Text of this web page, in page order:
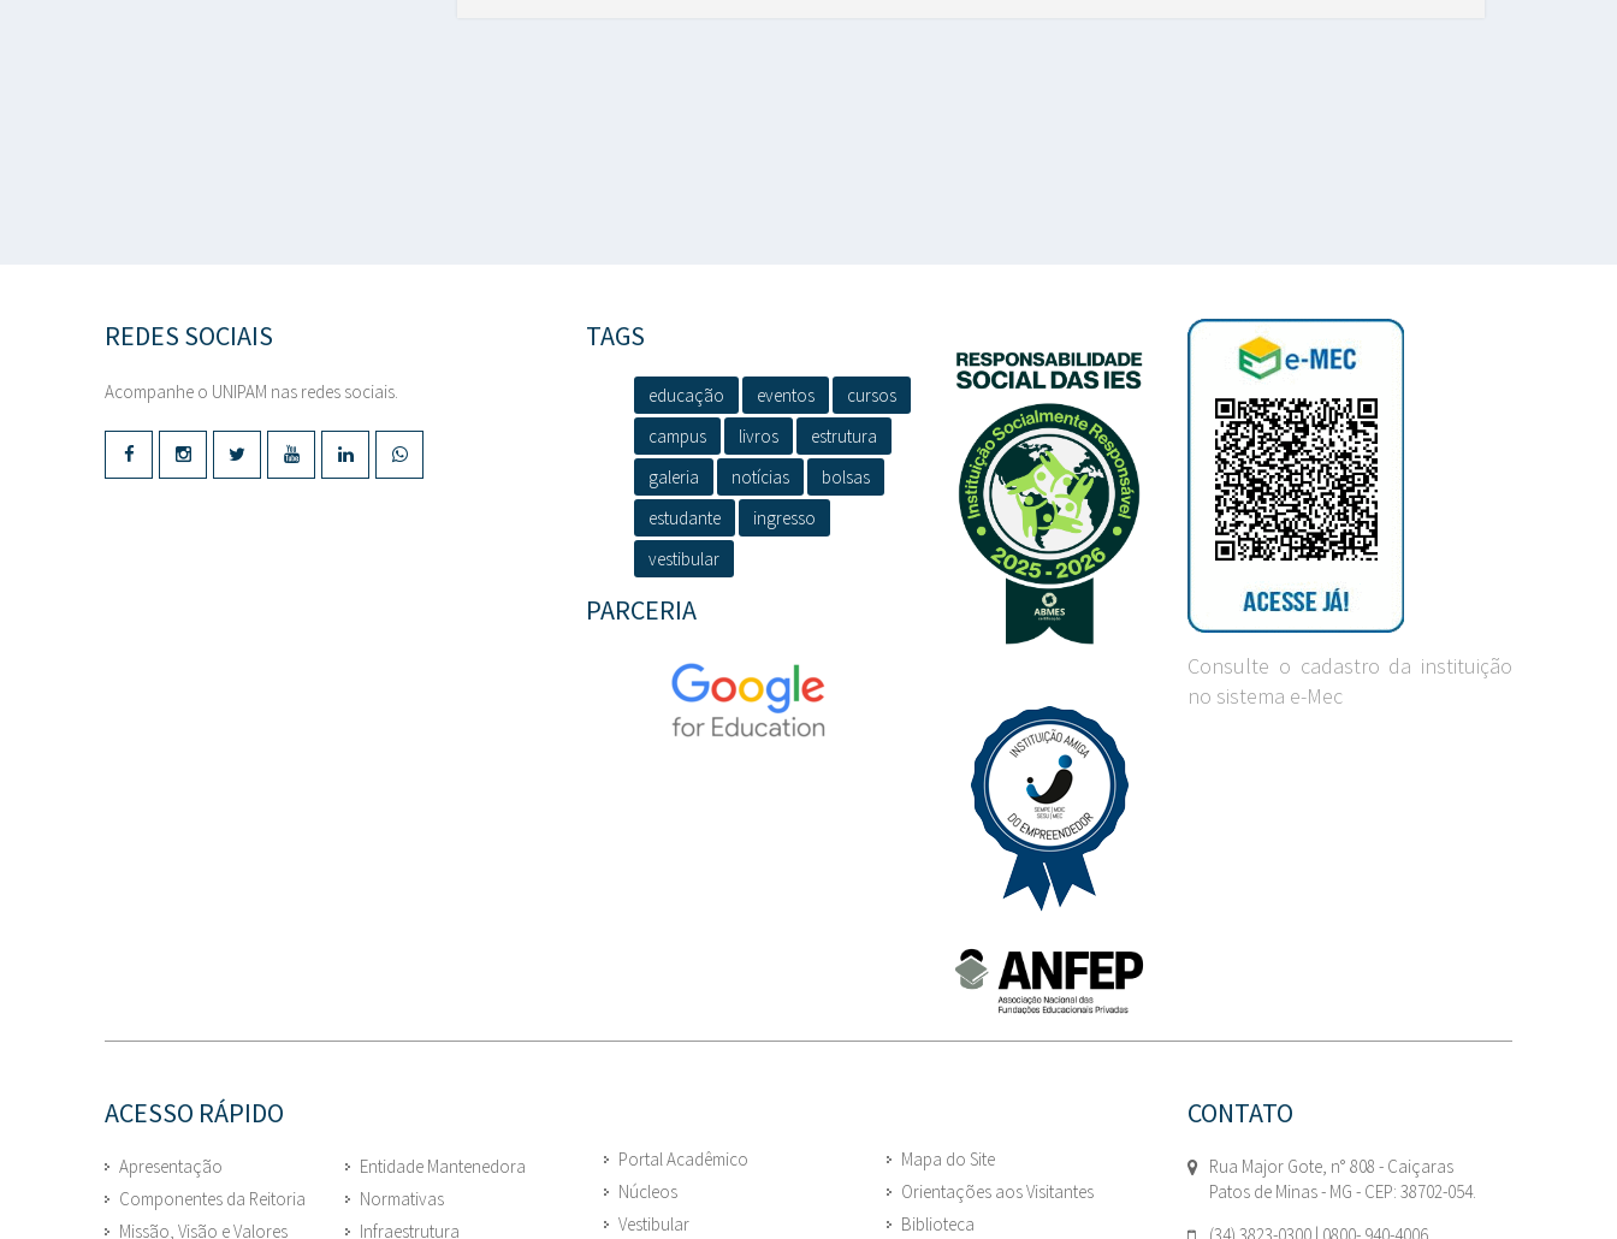
REDES SOCIAIS
Acompanhe o UNIPAM nas redes sociais.
TAGS
educação eventos
cursos
campus
livros
estrutura
galeria
notícias
bolsas
estudante
ingresso
vestibular
PARCERIA
Consulte o cadastro da instituição
no sistema e-Mec
ACESSO RÁPIDO
Apresentação
Componentes da Reitoria
Missão, Visão e Valores
Entidade Mantenedora
Normativas
Infraestrutura
Portal Acadêmico
Núcleos
Vestibular
Mapa do Site
Orientações aos Visitantes
Biblioteca
CONTATO
Rua Major Gote, n° 808 - Caiçaras
Patos de Minas - MG - CEP: 38702-054.